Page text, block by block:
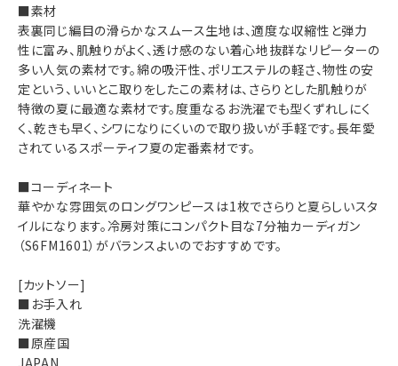
■素材
表裏同じ編目の滑らかなスムース生地は、適度な収縮性と弾力
性に富み、肌触りがよく、透け感のない着心地抜群なリピーターの
多い人気の素材です。綿の吸汗性、ポリエステルの軽さ、物性の安
定という、いいとこ取りをしたこの素材は、さらりとした肌触りが
特徴の夏に最適な素材です。度重なるお洗濯でも型くずれしにく
く、乾きも早く、シワになりにくいので取り扱いが手軽です。長年愛
されているスポーティフ夏の定番素材です。
■コーディネート
華やかな雰囲気のロングワンピースは1枚でさらりと夏らしいスタ
イルになります。冷房対策にコンパクト目な7分袖カーディガン
（S6FM1601） がバランスよいのでおすすめです。
[カットソー]
■お手入れ
洗濯機
■原産国
JAPAN